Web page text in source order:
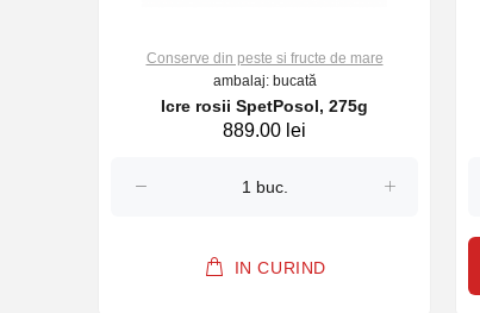
Conserve din peste si fructe de mare
ambalaj: bucată
Icre rosii SpetPosol, 275g
889.00 lei
IN CURIND